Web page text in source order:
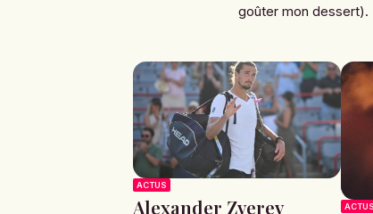
goûter mon dessert).
ACTUS
Alexander Zverev ACTUS